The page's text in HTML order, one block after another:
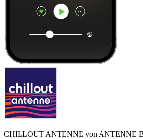
CHILLOUT ANTENNE von ANTENNE